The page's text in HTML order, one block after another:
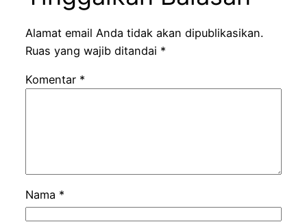
Alamat email Anda tidak akan dipublikasikan.
Ruas yang wajib ditandai *
Komentar *
Nama *